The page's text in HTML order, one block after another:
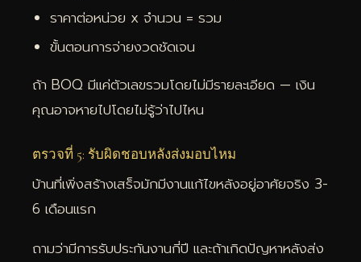
ราคาต่อหน่วย x จำนวน = รวม
ขั้นตอนการจ่ายงวดชัดเจน
ถ้า BOQ มีแค่ตัวเลขรวมโดยไม่มีรายละเอียด — เงิน
คุณอาจหายไปโดยไม่รู้ว่าไปไหน
ตรวจที่ 5: รับผิดชอบหลังส่งมอบไหม
บ้านที่เพิ่งสร้างเสร็จมักมีงานแก้ไขหลังอยู่อาศัยจริง 3-
6 เดือนแรก
ถามว่ามีการรับประกันงานกี่ปี และถ้าเกิดปัญหาหลังส่ง